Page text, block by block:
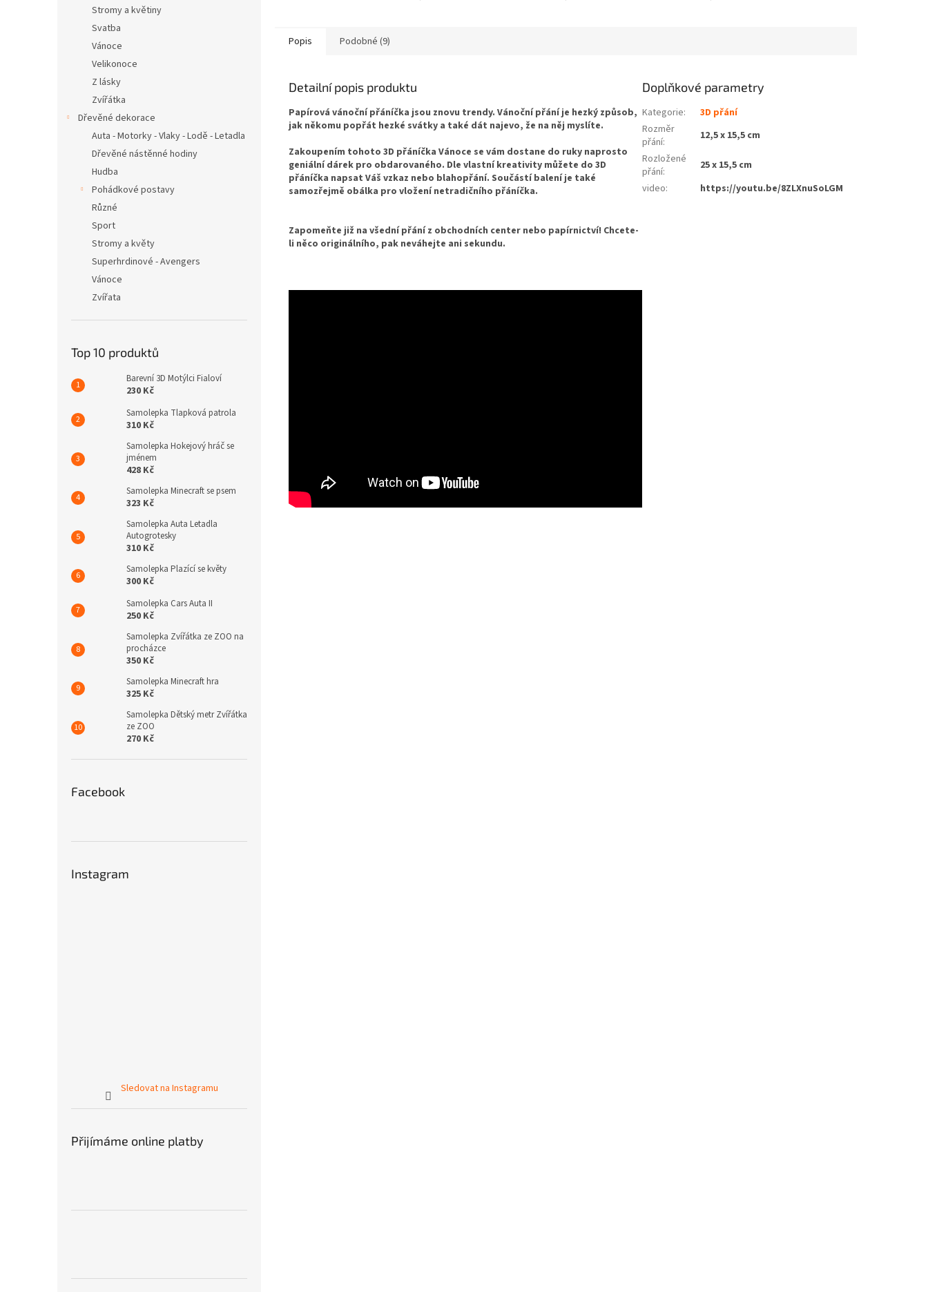
Stromy a květiny
Svatba
Vánoce
Velikonoce
Z lásky
Zvířátka
Dřevěné dekorace
Auta - Motorky - Vlaky - Lodě - Letadla
Dřevěné nástěnné hodiny
Hudba
Pohádkové postavy
Různé
Sport
Stromy a květy
Superhrdinové - Avengers
Vánoce
Zvířata
Top 10 produktů
Barevní 3D Motýlci Fialoví
230 Kč
Samolepka Tlapková patrola
310 Kč
Samolepka Hokejový hráč se
jménem
428 Kč
Samolepka Minecraft se psem
323 Kč
Samolepka Auta Letadla
Autogrotesky
310 Kč
Samolepka Plazící se květy
300 Kč
Samolepka Cars Auta II
250 Kč
Samolepka Zvířátka ze ZOO na
procházce
350 Kč
Samolepka Minecraft hra
325 Kč
Samolepka Dětský metr Zvířátka
ze ZOO
270 Kč
Facebook
Instagram
Sledovat na Instagramu
Přijímáme online platby
Popis Podobné (9)
Detailní popis produktu
Papírová vánoční přáníčka jsou znovu trendy. Vánoční přání je hezký způsob,
jak někomu popřát hezké svátky a také dát najevo, že na něj myslíte.
Zakoupením tohoto 3D přáníčka Vánoce se vám dostane do ruky naprosto
geniální dárek pro obdarovaného. Dle vlastní kreativity můžete do 3D
přáníčka napsat Váš vzkaz nebo blahopřání. Součástí balení je také
samozřejmě obálka pro vložení netradičního přáníčka.
Zapomeňte již na všední přání z obchodních center nebo papírnictví! Chcete-
li něco originálního, pak neváhejte ani sekundu.
Doplňkové parametry
Kategorie:
3D přání
Rozměr
přání:
12,5 x 15,5 cm
Rozložené
přání:
25 x 15,5 cm
video: https://youtu.be/8ZLXnuSoLGM